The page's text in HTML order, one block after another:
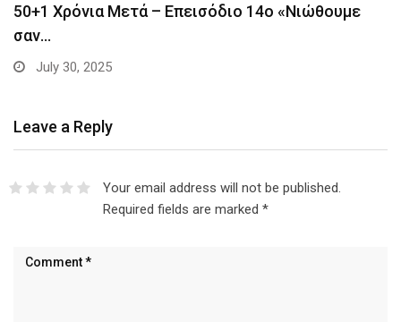
50+1 Χρόνια Μετά – Επεισόδιο 14ο «Νιώθουμε
σαν…
July 30, 2025
Leave a Reply
Your email address will not be published.
Required fields are marked *